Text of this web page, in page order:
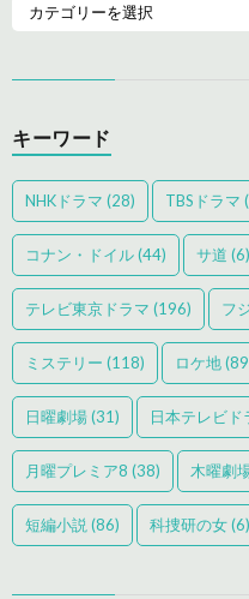
キーワード
NHKドラマ (28) TBSドラマ
コナン・ドイル(44) サ道 (6)
テレビ東京ドラマ (196) フ
ミステリー (118) ロケ地
日曜劇場(31) 日本テレビド
月曜プレミア8 (38) 木曜劇
短編小説 (86) 科捜研の女(6)